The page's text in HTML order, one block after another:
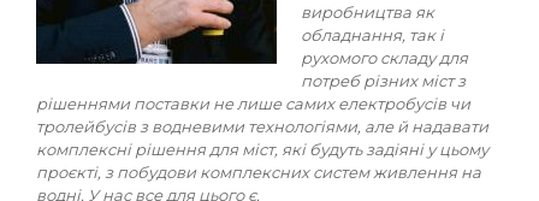
виробництва як
обладнання, так і
рухомого складу для
потреб різних міст з
рішеннями поставки не лише самих електробусів чи
тролейбусів з водневими технологіями, але й надавати
комплексні рішення для міст, які будуть задіяні у цьому
проєкті, з побудови комплексних систем живлення на
водні. У нас все для цього є.